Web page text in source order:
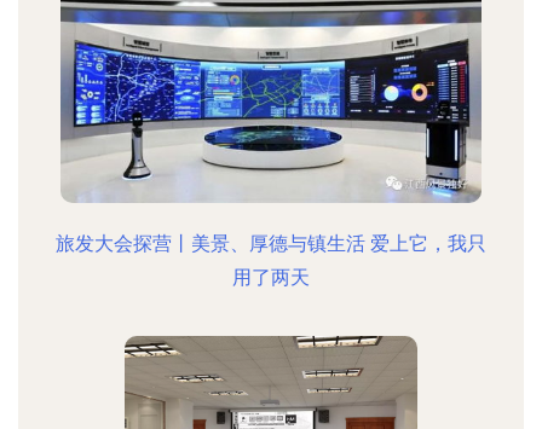
旅发大会探营丨美景、厚德与镇生活 爱上它，我只
用了两天